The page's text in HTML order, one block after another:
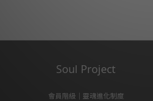
Soul Project
會員階級｜靈魂進化制度